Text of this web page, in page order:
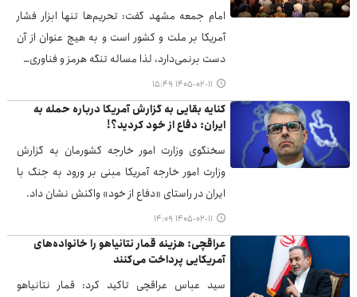
امام جمعه مشهد گفت: تحریم‌ها تنها ابزار فشار
آمریکا بر ملت و کشور است و به هیچ عنوان از آن
دست برنمی‌دارد، لذا مساله تنگه هرمز و فناوری…
۱۴۰۵-۰۲-۱۱ ۱۵:۴۹
کنایه بقایی به گزارش آمریکا درباره حمله به
ایران: دفاع از خود کردید؟!
سخنگوی وزارت امور خارجه کشورمان به گزارش
وزارت امور خارجه آمریکا مبنی بر ورود به جنگ با
ایران در راستای «دفاع از خود» واکنش نشان داد.
۱۴۰۵-۰۲-۱۱ ۱۴:۰۹
عراقچی: هزینه قمار نتانیاهو را خانواده‌های
آمریکایی پرداخت می‌کنند
سید عباس عراقچی تاکید کرد: قمار نتانیاهو